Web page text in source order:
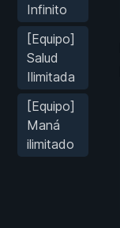
Infinito
[Equipo]
Salud
Ilimitada
[Equipo]
Maná
ilimitado